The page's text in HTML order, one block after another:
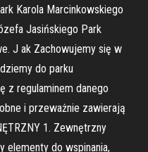
Karola Marcinkowskiego
Jasińskiego Park
J ak Zachowujemy się w
do parku
z regulaminem danego
i przeważnie zawierają
1. Zewnętrzny
elementy do wspinania,